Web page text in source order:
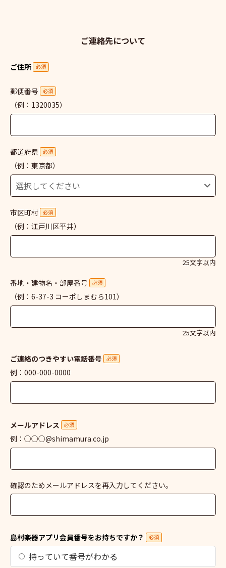
ご連絡先について
ご住所 必須
郵便番号 必須
（例：1320035）
都道府県 必須
（例：東京都）
市区町村 必須
（例：江戸川区平井）
25文字以内
番地・建物名・部屋番号 必須
（例：6-37-3 コーポしまむら101）
25文字以内
ご連絡のつきやすい電話番号 必須
例：000-000-0000
メールアドレス 必須
例：○○○@shimamura.co.jp
確認のためメールアドレスを再入力してください。
島村楽器アプリ会員番号をお持ちですか？ 必須
持っていて番号がわかる